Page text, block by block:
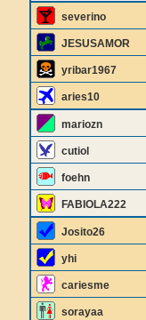
severino
JESUSAMOR
yribar1967
aries10
mariozn
cutiol
foehn
FABIOLA222
Josito26
yhi
cariesme
sorayaa